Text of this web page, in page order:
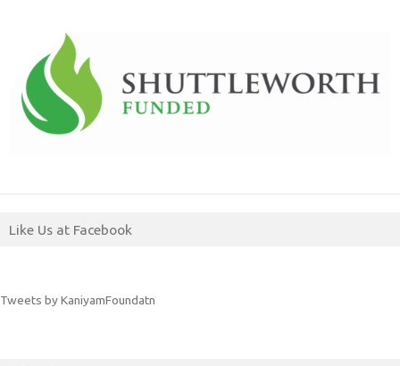
Like Us at Facebook
Tweets by KaniyamFoundatn